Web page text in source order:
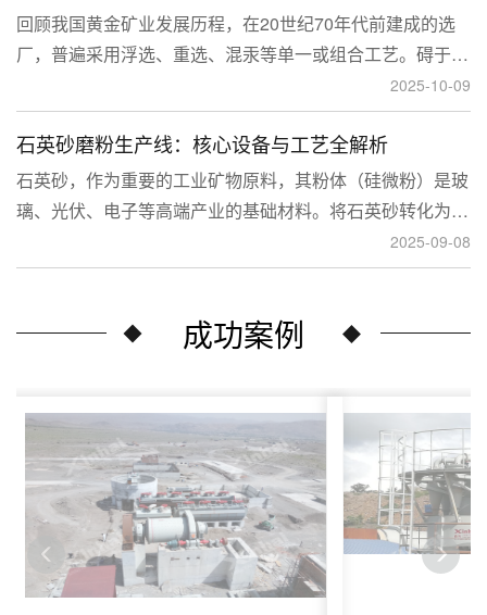
回顾我国黄金矿业发展历程，在20世纪70年代前建成的选
厂，普遍采用浮选、重选、混汞等单一或组合工艺。碍于当
时选矿工艺水平的限制，回收率普遍较低，大量细粒金、包
裹金或与特定矿物共生的金流失到尾矿中，造成了巨大的经
济损失。
2025-10-09
石英砂磨粉生产线：核心设备与工艺全解析
石英砂，作为重要的工业矿物原料，其粉体（硅微粉）是玻
璃、光伏、电子等高端产业的基础材料。将石英砂转化为高
附加值的粉体，离不开一套专业的石英砂磨粉成套设备。本
文将从设备、工艺到应用，为您全面解析这条生产线。
2025-09-08
成功案例